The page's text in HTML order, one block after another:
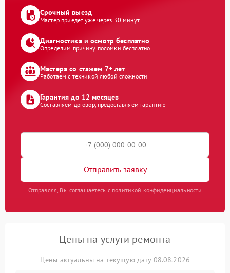
Срочный выезд
Мастер приедет уже через 30 минут
Диагностика и осмотр бесплатно
Определим причину поломки бесплатно
Мастера со стажем 7+ лет
Работаем с техникой любой сложности
Гарантия до 12 месяцев
Составляем договор, предоставляем гарантию
Отправить заявку
Отправляя, Вы соглашаетесь с политикой конфиденциальности
Цены на услуги ремонта
Цены актуальны на текущую дату 08.08.2026